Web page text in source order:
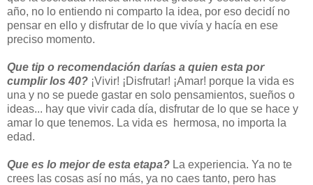
año, no lo entiendo ni comparto la idea, por eso decidí no
pensar en ello y disfrutar de lo que vivía y hacía en ese
preciso momento.
Que tip o recomendación darías a quien esta por
cumplir los 40? ¡Vivir! ¡Disfrutar! ¡Amar! porque la vida es
una y no se puede gastar en solo pensamientos, sueños o
ideas... hay que vivir cada día, disfrutar de lo que se hace y
amar lo que tenemos. La vida es hermosa, no importa la
edad.
Que es lo mejor de esta etapa? La experiencia. Ya no te
crees las cosas así no más, ya no caes tanto, pero has